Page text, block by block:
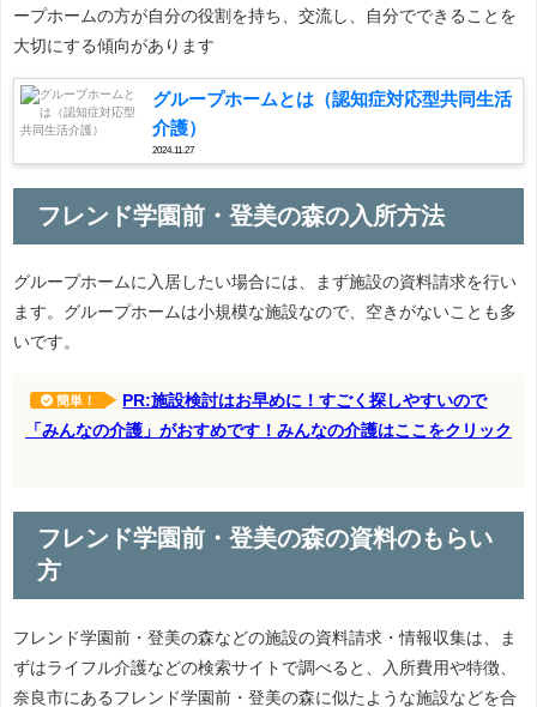
ープホームの方が自分の役割を持ち、交流し、自分でできることを
大切にする傾向があります
グループホームとは（認知症対応型共同生活
介護）
2024.11.27
フレンド学園前・登美の森の入所方法
グループホームに入居したい場合には、まず施設の資料請求を行い
ます。グループホームは小規模な施設なので、空きがないことも多
いです。
簡単！
PR:施設検討はお早めに！すごく探しやすいので
「みんなの介護」がおすめです！みんなの介護はここをクリック
フレンド学園前・登美の森の資料のもらい
方
フレンド学園前・登美の森などの施設の資料請求・情報収集は、ま
ずはライフル介護などの検索サイトで調べると、入所費用や特徴、
奈良市にあるフレンド学園前・登美の森に似たような施設などを合